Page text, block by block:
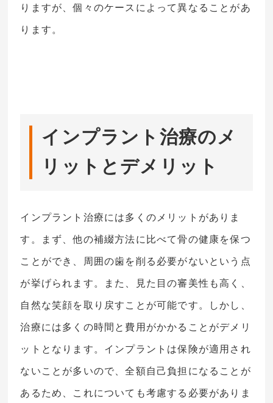
りますが、個々のケースによって異なることがあ
ります。
インプラント治療のメ
リットとデメリット
インプラント治療には多くのメリットがありま
す。まず、他の補綴方法に比べて骨の健康を保つ
ことができ、周囲の歯を削る必要がないという点
が挙げられます。また、見た目の審美性も高く、
自然な笑顔を取り戻すことが可能です。しかし、
治療には多くの時間と費用がかかることがデメリ
ットとなります。インプラントは保険が適用され
ないことが多いので、全額自己負担になることが
あるため、これについても考慮する必要がありま